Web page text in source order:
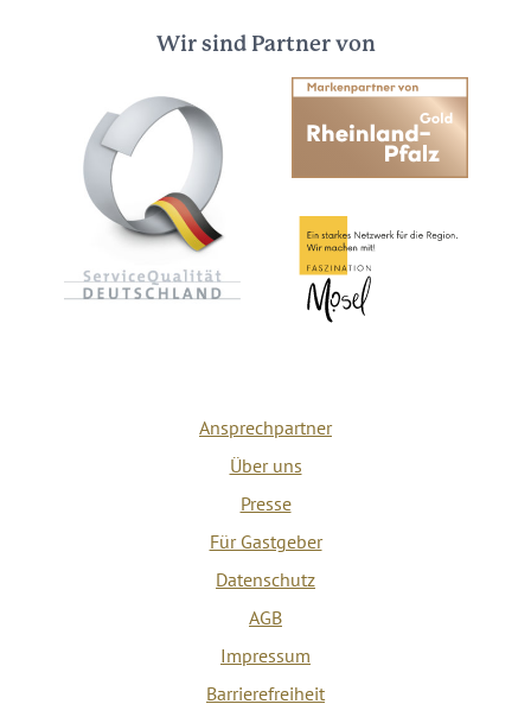
Wir sind Partner von
Ansprechpartner
Über uns
Presse
Für Gastgeber
Datenschutz
AGB
Impressum
Barrierefreiheit